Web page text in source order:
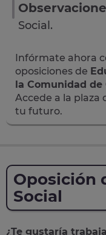
Social.
Infórmate ahora
oposiciones de
la Comunidad de
Accede a la plaza
tu futuro.
Oposición
Social
¿Te gustaría